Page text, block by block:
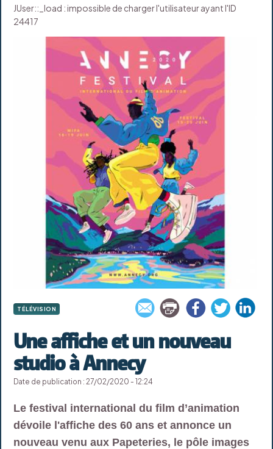
JUser::_load : impossible de charger l'utilisateur ayant l'ID
24417
TÉLÉVISION
Une affiche et un nouveau
studio à Annecy
Date de publication : 27/02/2020 - 12:24
Le festival international du film d’animation
dévoile l'affiche des 60 ans et annonce un
nouveau venu aux Papeteries, le pôle images